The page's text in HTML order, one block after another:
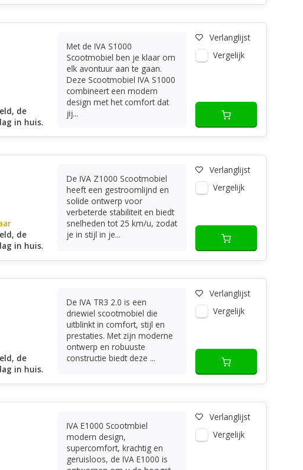
de
in huis.
Met de IVA S1000
Scootmobiel ben je klaar om
elk avontuur aan te gaan.
Deze Scootmobiel IVA S1000
combineert een modern
design met het comfort dat
jij...
Verlanglijst
Vergelijk
de
in huis.
De IVA Z1000 Scootmobiel
heeft een gestroomlijnd en
solide ontwerp voor
verbeterde stabiliteit en biedt
snelheden tot 25 km/u, zodat
je in stijl in je...
Verlanglijst
Vergelijk
de
in huis.
De IVA TR3 2.0 is een
driewiel scootmobiel die
uitblinkt in comfort, stijl en
prestaties. Met zijn moderne
ontwerp en robuuste
constructie biedt deze ...
Verlanglijst
Vergelijk
IVA E1000 Scootmbiel
modern design,
supercomfort, krachtig en
geruisloos, de IVA E1000 is
Verlanglijst
Vergelijk